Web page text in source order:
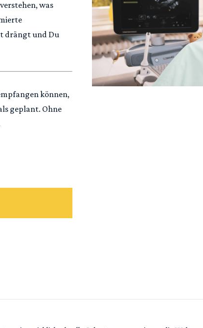
was
drängt und Du
können,
geplant. Ohne